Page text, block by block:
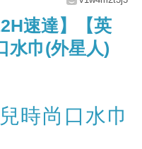
速達】【英
水巾(外星人)
時尚口水巾